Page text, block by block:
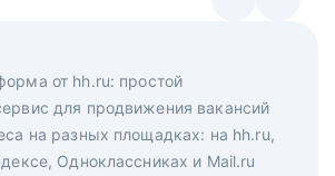
от hh.ru: простой
для продвижения вакансий
на разных площадках: на hh.ru,
Одноклассниках и Mail.ru
для вакансий на главной странице
количество откликов
под ключ. Решите, сколько
вам нужно, и за дело возьмутся
и проектные менеджеры
digital-инструментов